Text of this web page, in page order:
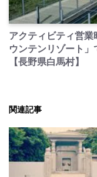
アクティビティ営
ウンテンリゾート
【長野県白馬村】
関連記事